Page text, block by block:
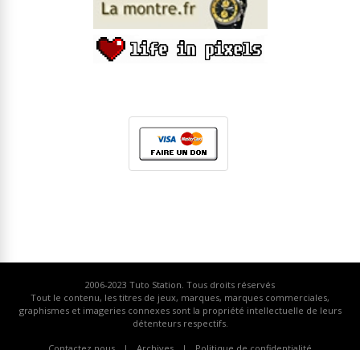
2006-2023 Tuto Station. Tous droits réservés
Tout le contenu, les titres de jeux, marques, marques commerciales,
graphismes et imageries connexes sont la propriété intellectuelle de leurs
détenteurs respectifs.